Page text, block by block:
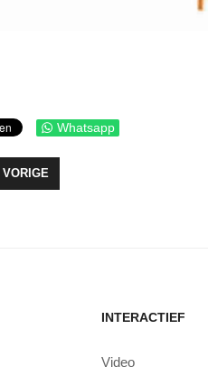
Whatsapp
VORIG ARTIKEL: WORKSHOP
VORIGE
INTERACTIEF
Video